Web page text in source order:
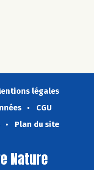
légales
CGU
Plan du site
Nature